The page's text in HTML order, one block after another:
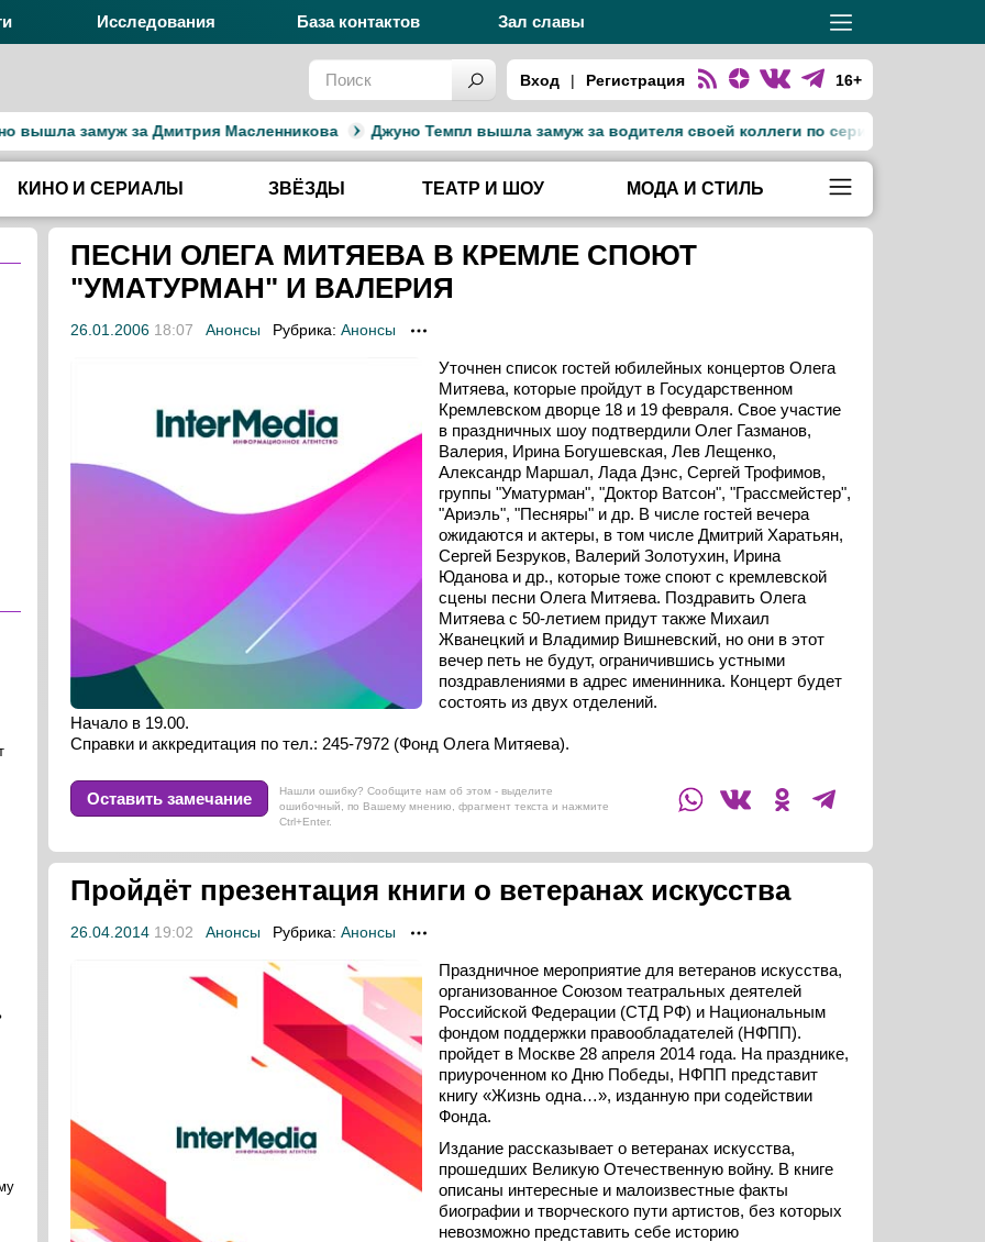
Исследования База контактов Зал славы
Вход | Регистрация 16+
замуж за Дмитрия Масленникова Джуно Темпл вышла замуж за водителя своей коллеги по сериалу «Тед Лассо»
КИНО И СЕРИАЛЫ ЗВЁЗДЫ ТЕАТР И ШОУ МОДА И СТИЛЬ
ПЕСНИ ОЛЕГА МИТЯЕВА В КРЕМЛЕ СПОЮТ
"УМАТУРМАН" И ВАЛЕРИЯ
26.01.2006 18:07 Анонсы Рубрика: Анонсы
Уточнен список гостей юбилейных концертов Олега
Митяева, которые пройдут в Государственном
Кремлевском дворце 18 и 19 февраля. Свое участие
в праздничных шоу подтвердили Олег Газманов,
Валерия, Ирина Богушевская, Лев Лещенко,
Александр Маршал, Лада Дэнс, Сергей Трофимов,
группы "Уматурман", "Доктор Ватсон", "Грассмейстер",
"Ариэль", "Песняры" и др. В числе гостей вечера
ожидаются и актеры, в том числе Дмитрий Харатьян,
Сергей Безруков, Валерий Золотухин, Ирина
Юданова и др., которые тоже споют с кремлевской
сцены песни Олега Митяева. Поздравить Олега
Митяева с 50-летием придут также Михаил
Жванецкий и Владимир Вишневский, но они в этот
вечер петь не будут, ограничившись устными
поздравлениями в адрес именинника. Концерт будет
состоять из двух отделений.
Начало в 19.00.
Справки и аккредитация по тел.: 245-7972 (Фонд Олега Митяева).
Оставить замечание
Нашли ошибку? Сообщите нам об этом - выделите
ошибочный, по Вашему мнению, фрагмент текста и нажмите
Ctrl+Enter.
Пройдёт презентация книги о ветеранах искусства
26.04.2014 19:02 Анонсы Рубрика: Анонсы
Праздничное мероприятие для ветеранов искусства,
организованное Союзом театральных деятелей
Российской Федерации (СТД РФ) и Национальным
фондом поддержки правообладателей (НФПП).
пройдет в Москве 28 апреля 2014 года. На празднике,
приуроченном ко Дню Победы, НФПП представит
книгу «Жизнь одна…», изданную при содействии
Фонда.
Издание рассказывает о ветеранах искусства,
прошедших Великую Отечественную войну. В книге
описаны интересные и малоизвестные факты
биографии и творческого пути артистов, без которых
невозможно представить себе историю